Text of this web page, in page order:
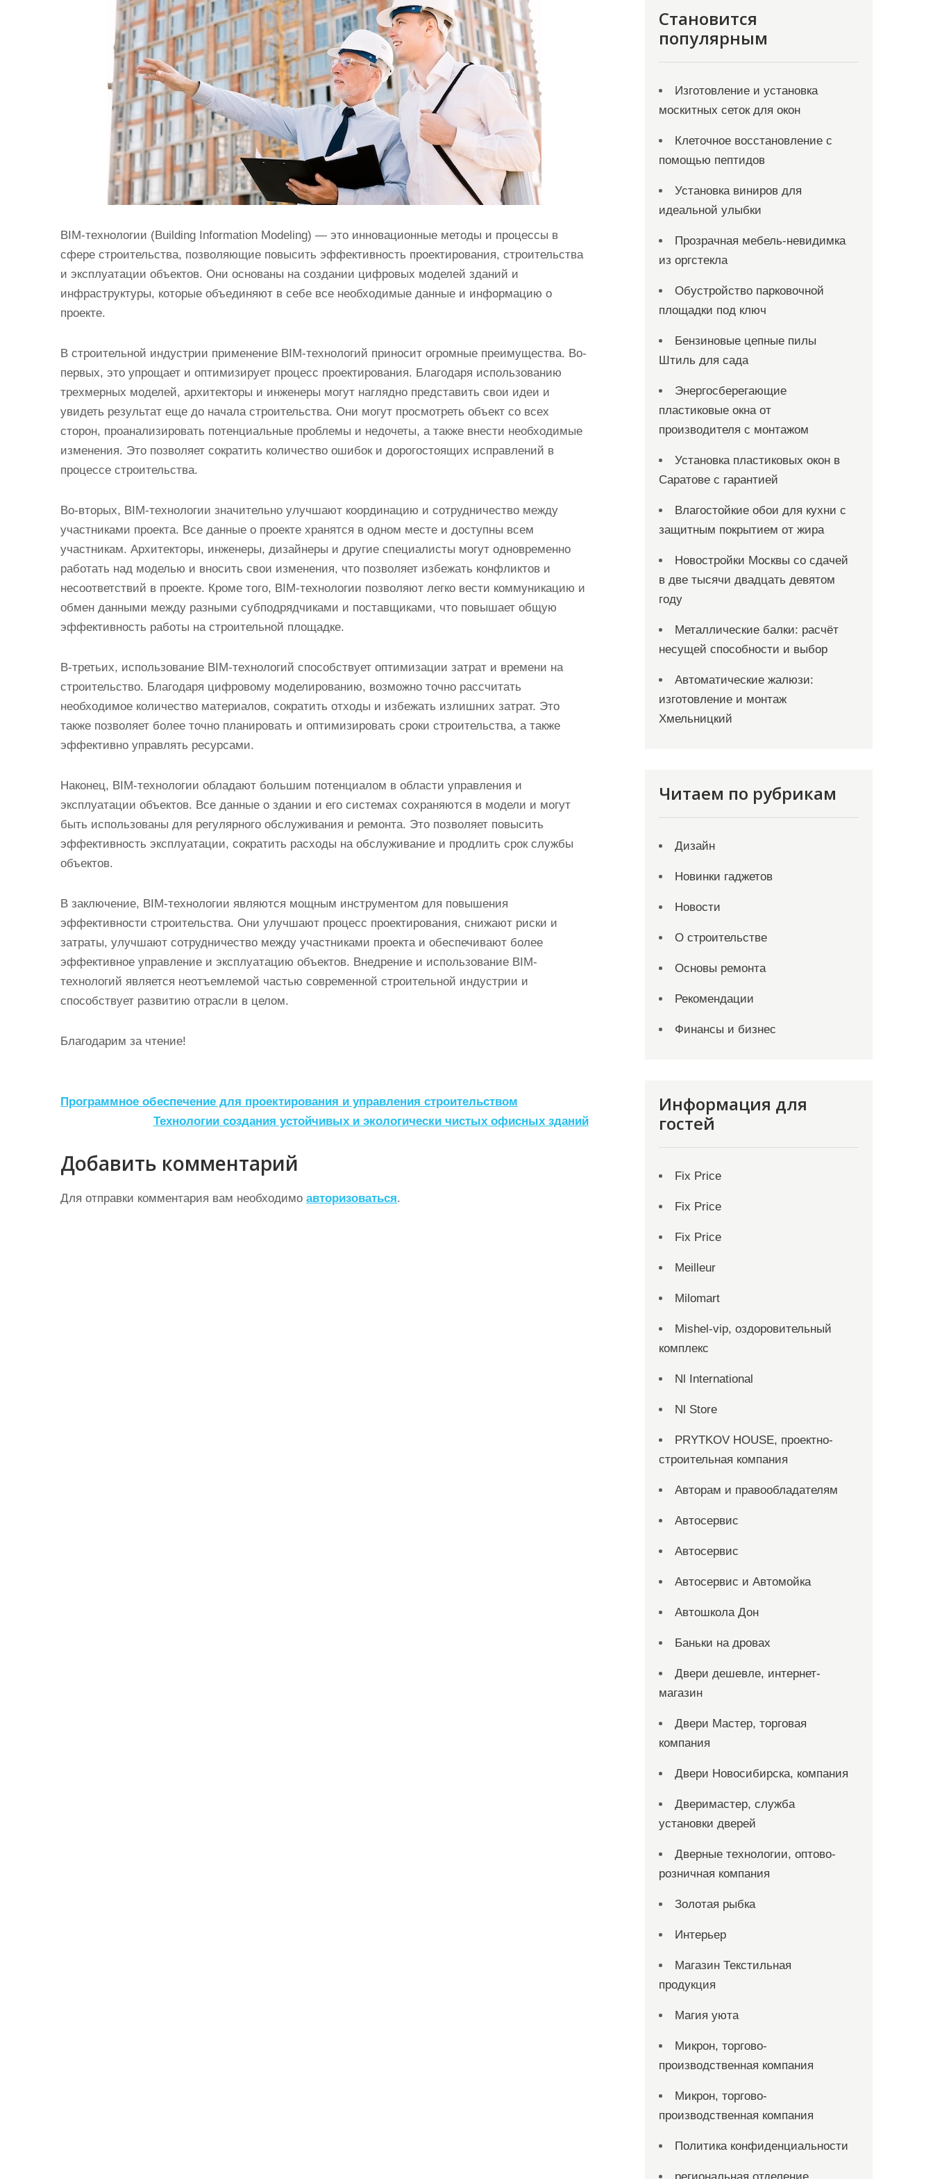
BIM-технологии (Building Information Modeling) — это инновационные методы и процессы в
сфере строительства, позволяющие повысить эффективность проектирования, строительства
и эксплуатации объектов. Они основаны на создании цифровых моделей зданий и
инфраструктуры, которые объединяют в себе все необходимые данные и информацию о
проекте.
В строительной индустрии применение BIM-технологий приносит огромные преимущества. Во-
первых, это упрощает и оптимизирует процесс проектирования. Благодаря использованию
трехмерных моделей, архитекторы и инженеры могут наглядно представить свои идеи и
увидеть результат еще до начала строительства. Они могут просмотреть объект со всех
сторон, проанализировать потенциальные проблемы и недочеты, а также внести необходимые
изменения. Это позволяет сократить количество ошибок и дорогостоящих исправлений в
процессе строительства.
Во-вторых, BIM-технологии значительно улучшают координацию и сотрудничество между
участниками проекта. Все данные о проекте хранятся в одном месте и доступны всем
участникам. Архитекторы, инженеры, дизайнеры и другие специалисты могут одновременно
работать над моделью и вносить свои изменения, что позволяет избежать конфликтов и
несоответствий в проекте. Кроме того, BIM-технологии позволяют легко вести коммуникацию и
обмен данными между разными субподрядчиками и поставщиками, что повышает общую
эффективность работы на строительной площадке.
В-третьих, использование BIM-технологий способствует оптимизации затрат и времени на
строительство. Благодаря цифровому моделированию, возможно точно рассчитать
необходимое количество материалов, сократить отходы и избежать излишних затрат. Это
также позволяет более точно планировать и оптимизировать сроки строительства, а также
эффективно управлять ресурсами.
Наконец, BIM-технологии обладают большим потенциалом в области управления и
эксплуатации объектов. Все данные о здании и его системах сохраняются в модели и могут
быть использованы для регулярного обслуживания и ремонта. Это позволяет повысить
эффективность эксплуатации, сократить расходы на обслуживание и продлить срок службы
объектов.
В заключение, BIM-технологии являются мощным инструментом для повышения
эффективности строительства. Они улучшают процесс проектирования, снижают риски и
затраты, улучшают сотрудничество между участниками проекта и обеспечивают более
эффективное управление и эксплуатацию объектов. Внедрение и использование BIM-
технологий является неотъемлемой частью современной строительной индустрии и
способствует развитию отрасли в целом.
Благодарим за чтение!
Н
в
и
г
Программное обеспечение для проектирования и управления строительством
Технологии создания устойчивых и экологически чистых офисных зданий
Добавить комментарий
Для отправки комментария вам необходимо авторизоваться.
Становится
популярным
Изготовление и установка
москитных сеток для окон
Клеточное восстановление с
помощью пептидов
Установка виниров для
идеальной улыбки
Прозрачная мебель-невидимка
из оргстекла
Обустройство парковочной
площадки под ключ
Бензиновые цепные пилы
Штиль для сада
Энергосберегающие
пластиковые окна от
производителя с монтажом
Установка пластиковых окон в
Саратове с гарантией
Влагостойкие обои для кухни с
защитным покрытием от жира
Новостройки Москвы со сдачей
в две тысячи двадцать девятом
году
Металлические балки: расчёт
несущей способности и выбор
Автоматические жалюзи:
изготовление и монтаж
Хмельницкий
Читаем по рубрикам
Дизайн
Новинки гаджетов
Новости
О строительстве
Основы ремонта
Рекомендации
Финансы и бизнес
Информация для
гостей
Fix Price
Fix Price
Fix Price
Meilleur
Milomart
Mishel-vip, оздоровительный
комплекс
Nl International
Nl Store
PRYTKOV HOUSE, проектно-
строительная компания
Авторам и правообладателям
Автосервис
Автосервис
Автосервис и Автомойка
Автошкола Дон
Баньки на дровах
Двери дешевле, интернет-
магазин
Двери Мастер, торговая
компания
Двери Новосибирска, компания
Дверимастер, служба
установки дверей
Дверные технологии, оптово-
розничная компания
Золотая рыбка
Интерьер
Магазин Текстильная
продукция
Магия уюта
Микрон, торгово-
производственная компания
Микрон, торгово-
производственная компания
Политика конфиденциальности